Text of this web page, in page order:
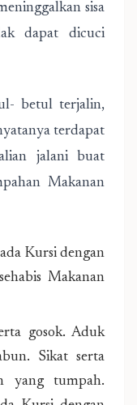
sisa
dapat dicuci
betul terjalin,
terdapat
jalani buat
Makanan
Kursi dengan
Makanan
gosok. Aduk
Sikat serta
yang tumpah.